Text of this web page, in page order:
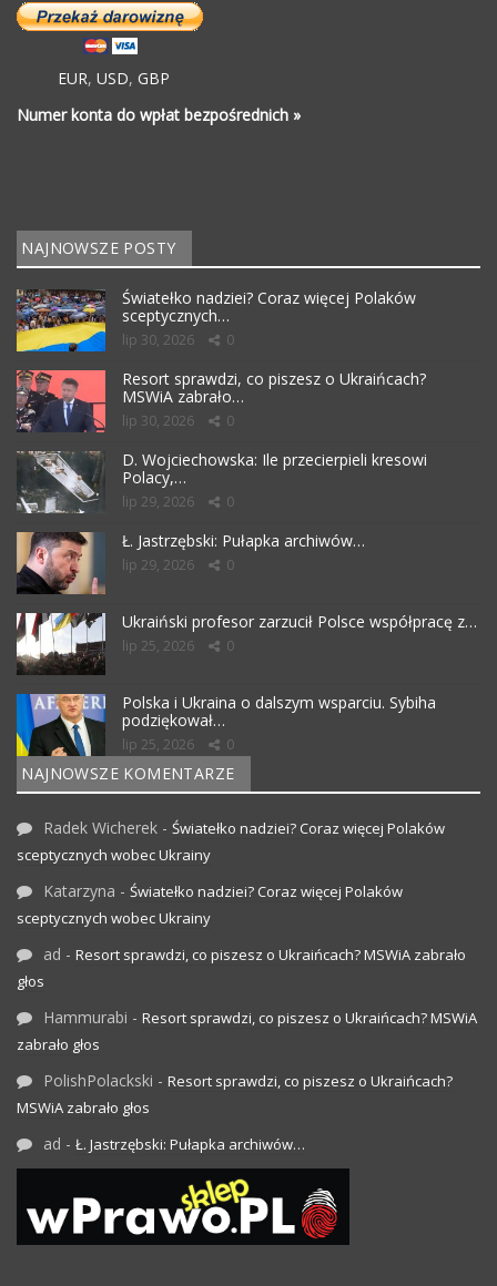
EUR, USD, GBP
Numer konta do wpłat bezpośrednich »
NAJNOWSZE POSTY
Światełko nadziei? Coraz więcej Polaków
sceptycznych…
lip 30, 2026 0
Resort sprawdzi, co piszesz o Ukraińcach?
MSWiA zabrało…
lip 30, 2026 0
D. Wojciechowska: Ile przecierpieli kresowi
Polacy,…
lip 29, 2026 0
Ł. Jastrzębski: Pułapka archiwów…
lip 29, 2026 0
Ukraiński profesor zarzucił Polsce współpracę z…
lip 25, 2026 0
Polska i Ukraina o dalszym wsparciu. Sybiha
podziękował…
lip 25, 2026 0
NAJNOWSZE KOMENTARZE
Radek Wicherek - Światełko nadziei? Coraz więcej Polaków
sceptycznych wobec Ukrainy
Katarzyna - Światełko nadziei? Coraz więcej Polaków
sceptycznych wobec Ukrainy
ad - Resort sprawdzi, co piszesz o Ukraińcach? MSWiA zabrało
głos
Hammurabi - Resort sprawdzi, co piszesz o Ukraińcach? MSWiA
zabrało głos
PolishPolackski - Resort sprawdzi, co piszesz o Ukraińcach?
MSWiA zabrało głos
ad - Ł. Jastrzębski: Pułapka archiwów…